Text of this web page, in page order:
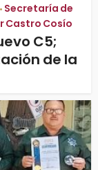
• Secretaría de
Castro Cosío
C5;
de la